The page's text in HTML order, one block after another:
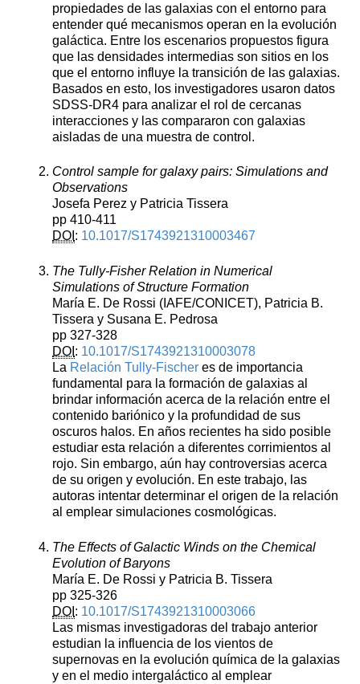
propiedades de las galaxias con el entorno para
entender qué mecanismos operan en la evolución
galáctica. Entre los escenarios propuestos figura
que las densidades intermedias son sitios en los
que el entorno influye la transición de las galaxias.
Basados en esto, los investigadores usaron datos
SDSS-DR4 para analizar el rol de cercanas
interacciones y las compararon con galaxias
aisladas de una muestra de control.
Control sample for galaxy pairs: Simulations and
Observations
Josefa Perez y Patricia Tissera
pp 410-411
DOI : 10.1017/S1743921310003467
The Tully-Fisher Relation in Numerical
Simulations of Structure Formation
María E. De Rossi (IAFE/CONICET), Patricia B.
Tissera y Susana E. Pedrosa
pp 327-328
DOI : 10.1017/S1743921310003078
La Relación Tully-Fischer es de importancia
fundamental para la formación de galaxias al
brindar información acerca de la relación entre el
contenido bariónico y la profundidad de sus
oscuros halos. En años recientes ha sido posible
estudiar esta relación a diferentes corrimientos al
rojo. Sin embargo, aún hay controversias acerca
de su origen y evolución. En este trabajo, las
autoras intentar determinar el origen de la relación
al emplear simulaciones cosmológicas.
The Effects of Galactic Winds on the Chemical
Evolution of Baryons
María E. De Rossi y Patricia B. Tissera
pp 325-326
DOI : 10.1017/S1743921310003066
Las mismas investigadoras del trabajo anterior
estudian la influencia de los vientos de
supernovas en la evolución química de la galaxias
y en el medio intergaláctico al emplear